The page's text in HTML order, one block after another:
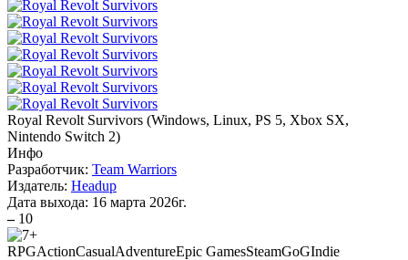
Royal Revolt Survivors (Windows, Linux, PS 5, Xbox SX,
Nintendo Switch 2)
Инфо
Разработчик: Team Warriors
Издатель: Headup
Дата выхода: 16 марта 2026г.
– 10
RPGActionCasualAdventureEpic GamesSteamGoGIndie